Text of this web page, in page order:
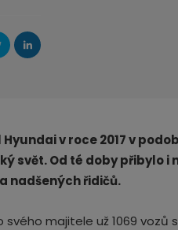
v roce 2017 v
svět. Od té doby přibylo i
nadšených řidičů.
majitele už 1069 vozů